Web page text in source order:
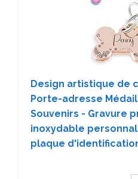
Design artistique de
Porte-adresse
Souvenirs - Gravure
inoxydable
plaque